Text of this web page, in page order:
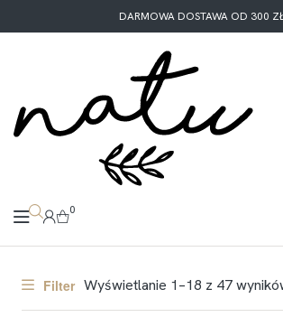
DARMOWA DOSTAWA OD 300
0
Filter Wyświetlanie 1–18 z 47